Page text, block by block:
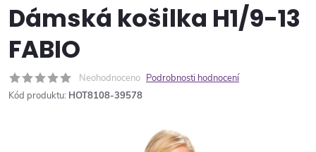
Dámská košilka H1/9-13
FABIO
Neohodnoceno Podrobnosti hodnocení
Kód produktu: HOT8108-39578